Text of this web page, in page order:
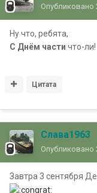
Опубликовано
Ну что, ребята,
С Днём части что-ли!
Цитата
Слава1963
Опубликовано
Завтра 3 сентября